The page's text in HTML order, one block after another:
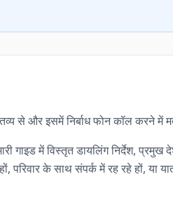
से और इसमें निर्बाध फोन कॉल करने में
में विस्तृत डायलिंग निर्देश, प्रमुख
के साथ संपर्क में रह रहे हों, या